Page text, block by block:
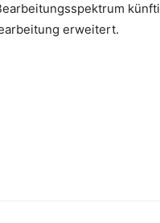
erweitert.